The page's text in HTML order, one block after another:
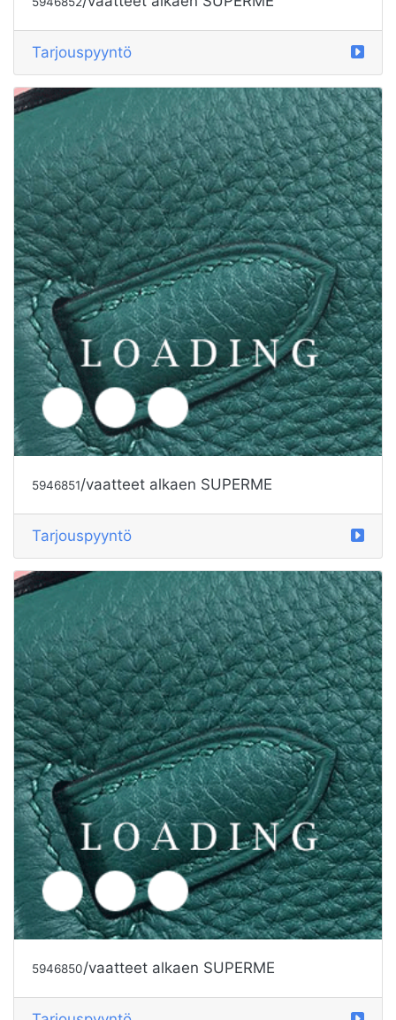
5946853 /vaatteet alkaen SUPERME
Tarjouspyyntö
5946852 /vaatteet alkaen SUPERME
Tarjouspyyntö